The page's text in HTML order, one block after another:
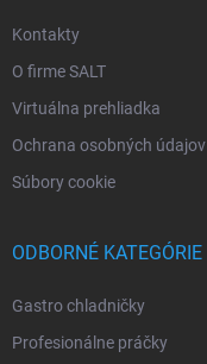
Kontakty
O firme SALT
Virtuálna prehliadka
Ochrana osobných údajov
Súbory cookie
ODBORNÉ KATEGÓRIE
Gastro chladničky
Profesionálne práčky